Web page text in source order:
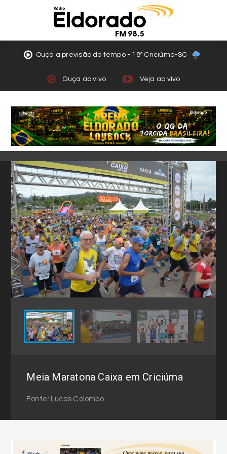
Ouça a previsão do tempo - 18º Criciúma-SC
Ouça ao vivo Veja ao vivo
Meia Maratona Caixa em Criciúma
Fonte: Lucas Colombo